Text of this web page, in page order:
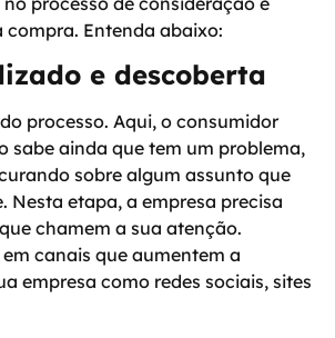
compra. Entenda abaixo:
e descoberta
processo. Aqui, o consumidor
sabe ainda que tem um problema,
sobre algum assunto que
Nesta etapa, a empresa precisa
chamem a sua atenção.
canais que aumentem a
empresa como redes sociais, sites